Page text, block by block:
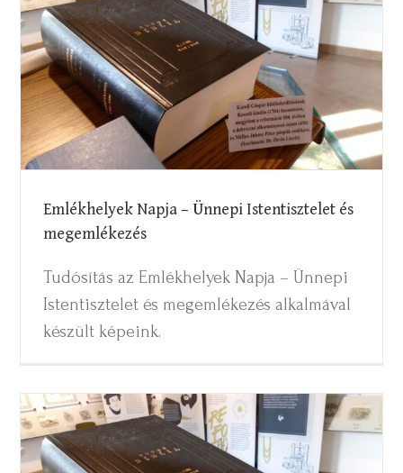
Emlékhelyek Napja – Ünnepi
Istentisztelet és megemlékezés
Emlékhelyek Napja – Ünnepi Istentisztelet és
megemlékezés
Tudósítás az Emlékhelyek Napja – Ünnepi
Istentisztelet és megemlékezés alkalmával
készült képeink.